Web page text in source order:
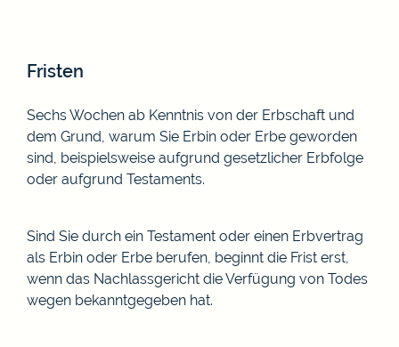
Fristen
Sechs Wochen ab Kenntnis von der Erbschaft und
dem Grund, warum Sie Erbin oder Erbe geworden
sind, beispielsweise aufgrund gesetzlicher Erbfolge
oder aufgrund Testaments.
Sind Sie durch ein Testament oder einen Erbvertrag
als Erbin oder Erbe berufen, beginnt die Frist erst,
wenn das Nachlassgericht die Verfügung von Todes
wegen bekanntgegeben hat.